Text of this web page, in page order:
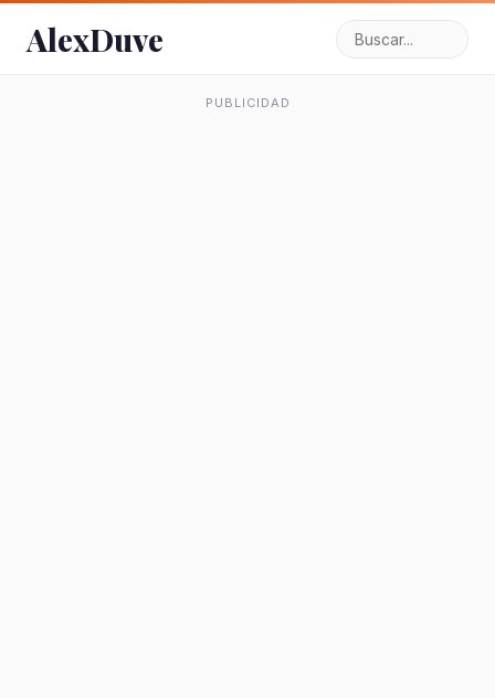
AlexDuve
PUBLICIDAD